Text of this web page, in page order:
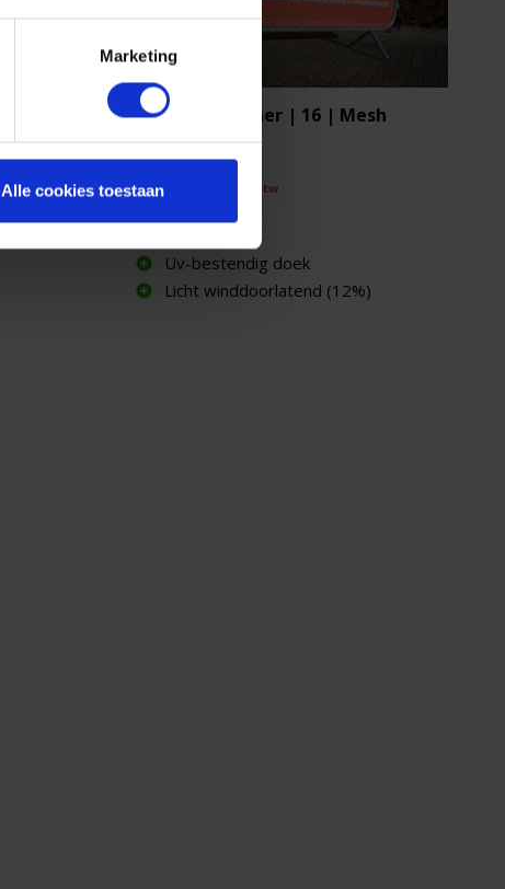
Marketing
Alle cookies toestaan
Dranghekbanner | 16 | Mesh
€ 23,95 excl. btw
Uv-bestendig doek
Licht winddoorlatend (12%)